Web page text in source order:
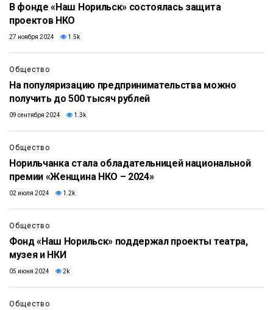
В фонде «Наш Норильск» состоялась защита
проектов НКО
27 ноября 2024 1.5k
Общество
На популяризацию предпринимательства можно
получить до 500 тысяч рублей
09 сентября 2024 1.3k
Общество
Норильчанка стала обладательницей национальной
премии «Женщина НКО – 2024»
02 июля 2024 1.2k
Общество
Фонд «Наш Норильск» поддержал проекты театра,
музея и НКИ
05 июня 2024 2k
Общество